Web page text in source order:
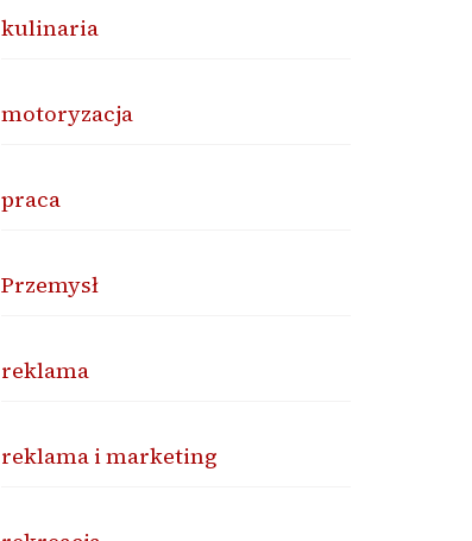
kulinaria
motoryzacja
praca
Przemysł
reklama
reklama i marketing